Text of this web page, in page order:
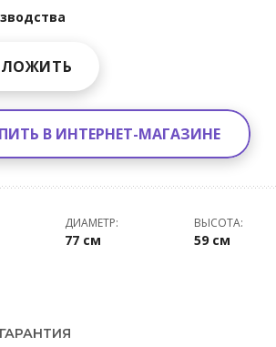
В ИНТЕРНЕТ-МАГАЗИНЕ
ДИАМЕТР:
77 см
ВЫСОТА:
59 см
ГАРАНТИЯ